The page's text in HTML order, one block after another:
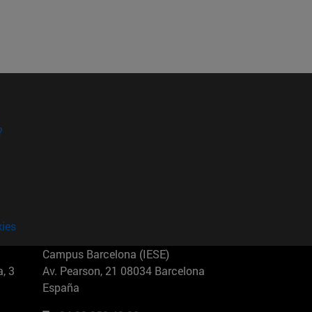
3
Campus Barcelona (IESE)
Av. Pearson, 21 08034 Barcelona
España